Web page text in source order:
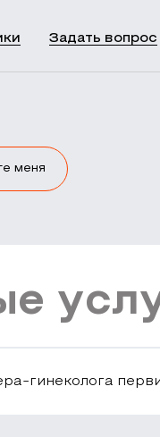
Задать вопрос
меня
гинеколога